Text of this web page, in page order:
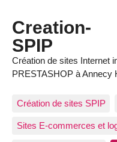
Creation-
SPIP
Création de sites Internet
PRESTASHOP à Annecy
Création de sites SPIP
Sites E-commerces et